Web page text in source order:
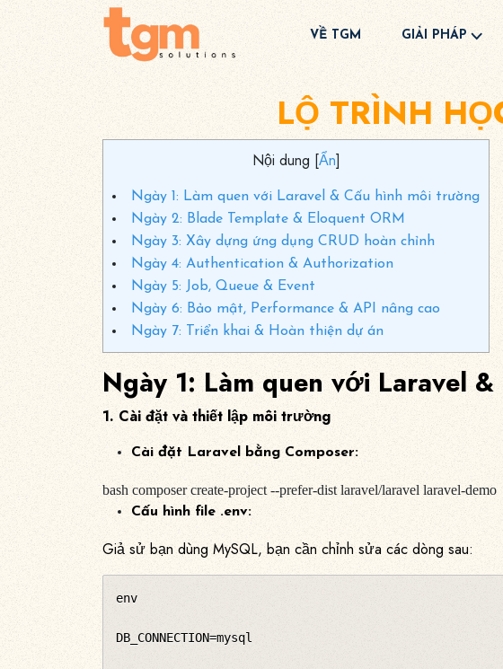
VỀ TGM GIẢI PHÁP
LỘ TRÌNH
Nội dung [Ẩn]
Ngày 1: Làm quen với Laravel & Cấu hình môi trường
Ngày 2: Blade Template & Eloquent ORM
Ngày 3: Xây dựng ứng dụng CRUD hoàn chỉnh
Ngày 4: Authentication & Authorization
Ngày 5: Job, Queue & Event
Ngày 6: Bảo mật, Performance & API nâng cao
Ngày 7: Triển khai & Hoàn thiện dự án
Ngày 1: Làm quen với Laravel
1. Cài đặt và thiết lập môi trường
Cài đặt Laravel bằng Composer:
bash composer create-project --prefer-dist laravel/laravel laravel-demo
Cấu hình file .env:
Giả sử bạn dùng MySQL, bạn cần chỉnh sửa các dòng sau:
env
DB_CONNECTION=mysql